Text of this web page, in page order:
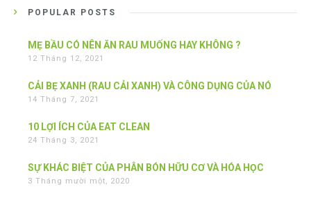
POPULAR POSTS
MẸ BẦU CÓ NÊN ĂN RAU MUỐNG HAY KHÔNG ?
12 Tháng 12, 2021
CẢI BẸ XANH (RAU CẢI XANH) VÀ CÔNG DỤNG CỦA NÓ
14 Tháng 7, 2021
10 LỢI ÍCH CỦA EAT CLEAN
24 Tháng 3, 2021
SỰ KHÁC BIỆT CỦA PHÂN BÓN HỮU CƠ VÀ HÓA HỌC
3 Tháng mười một, 2020